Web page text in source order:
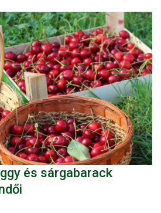
és sárgabarack